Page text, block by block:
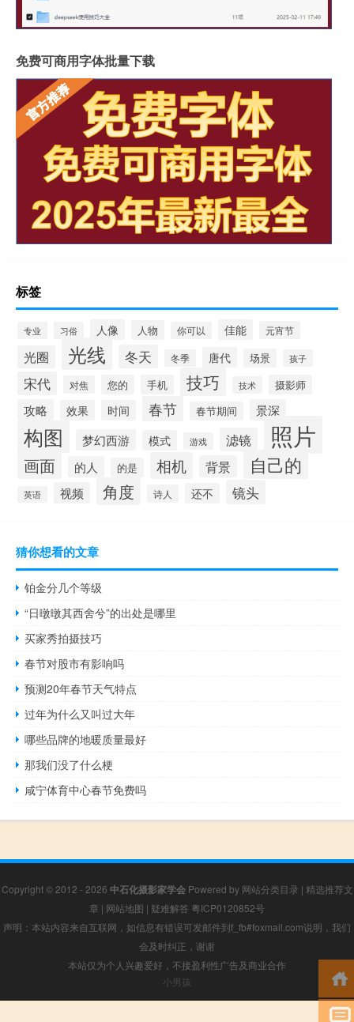
免费可商用字体批量下载
标签
专业 习俗 人像 人物 你可以 佳能 元宵节
光圈 光线 冬天 冬季 唐代 场景 孩子
宋代 对焦 您的 手机 技巧 技术 摄影师
攻略 效果 时间 春节 春节期间 景深
构图 梦幻西游 模式 游戏 滤镜 照片
画面 的人 的是 相机 背景 自己的
英语 视频 角度 诗人 还不 镜头
猜你想看的文章
铂金分几个等级
“日暾暾其西舍兮”的出处是哪里
买家秀拍摄技巧
春节对股市有影响吗
预测20年春节天气特点
过年为什么又叫过大年
哪些品牌的地暖质量最好
那我们没了什么梗
咸宁体育中心春节免费吗
Copyright © 2012 - 2026 中石化摄影家学会Powered by 网站分类目录 | 精选推荐文
章 | 网站地图 | 疑难解答 粤ICP0120852号
声明：本站内容来自互联网，如信息有错误可发邮件到f_fb#foxmail.com说明，我们
会及时纠正，谢谢
本站仅为个人兴趣爱好，不接盈利性广告及商业合作
小男孩